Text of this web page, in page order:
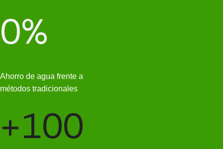
0%
Ahorro de agua frente a
métodos tradicionales
+100